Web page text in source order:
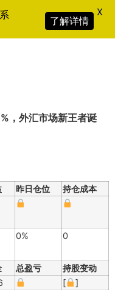
，外汇市场新王者诞
昨日仓位 持仓成本
0% 0
总盈亏
持股变动
[ ]
了解详情
X